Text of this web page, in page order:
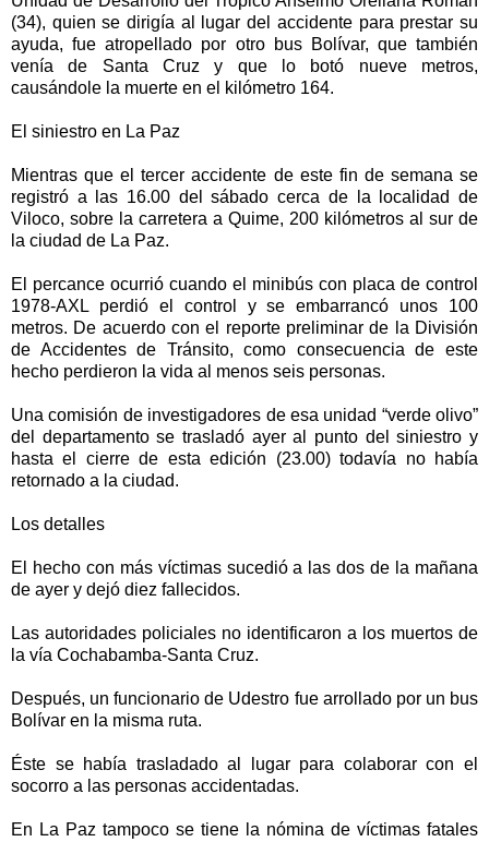
(34), quien se dirigía al lugar del accidente para prestar su
ayuda, fue atropellado por otro bus Bolívar, que también
venía de Santa Cruz y que lo botó nueve metros,
causándole la muerte en el kilómetro 164.
El siniestro en La Paz
Mientras que el tercer accidente de este fin de semana se
registró a las 16.00 del sábado cerca de la localidad de
Viloco, sobre la carretera a Quime, 200 kilómetros al sur de
la ciudad de La Paz.
El percance ocurrió cuando el minibús con placa de control
1978-AXL perdió el control y se embarrancó unos 100
metros. De acuerdo con el reporte preliminar de la División
de Accidentes de Tránsito, como consecuencia de este
hecho perdieron la vida al menos seis personas.
Una comisión de investigadores de esa unidad “verde olivo”
del departamento se trasladó ayer al punto del siniestro y
hasta el cierre de esta edición (23.00) todavía no había
retornado a la ciudad.
Los detalles
El hecho con más víctimas sucedió a las dos de la mañana
de ayer y dejó diez fallecidos.
Las autoridades policiales no identificaron a los muertos de
la vía Cochabamba-Santa Cruz.
Después, un funcionario de Udestro fue arrollado por un bus
Bolívar en la misma ruta.
Éste se había trasladado al lugar para colaborar con el
socorro a las personas accidentadas.
En La Paz tampoco se tiene la nómina de víctimas fatales